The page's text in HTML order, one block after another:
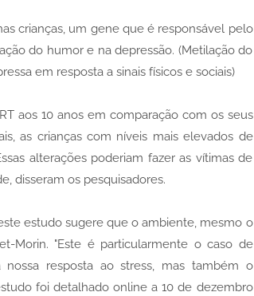
crianças, um gene que é responsável pelo
do humor e na depressão. (Metilação do
em resposta a sinais físicos e sociais)
aos 10 anos em comparação com os seus
as crianças com níveis mais elevados de
alterações poderiam fazer as vítimas de
disseram os pesquisadores.
estudo sugere que o ambiente, mesmo o
Morin. "Este é particularmente o caso de
resposta ao stress, mas também o
foi detalhado online a 10 de dezembro